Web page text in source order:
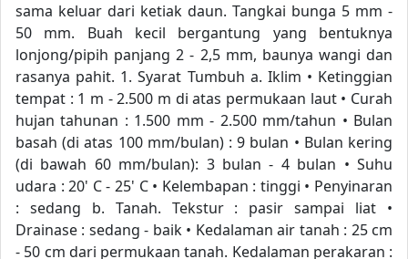
sama keluar dari ketiak daun. Tangkai bunga 5 mm -
50 mm. Buah kecil bergantung yang bentuknya
lonjong/pipih panjang 2 - 2,5 mm, baunya wangi dan
rasanya pahit. 1. Syarat Tumbuh a. Iklim • Ketinggian
tempat : 1 m - 2.500 m di atas permukaan laut • Curah
hujan tahunan : 1.500 mm - 2.500 mm/tahun • Bulan
basah (di atas 100 mm/bulan) : 9 bulan • Bulan kering
(di bawah 60 mm/bulan): 3 bulan - 4 bulan • Suhu
udara : 20' C - 25' C • Kelembapan : tinggi • Penyinaran
: sedang b. Tanah. Tekstur : pasir sampai liat •
Drainase : sedang - baik • Kedalaman air tanah : 25 cm
- 50 cm dari permukaan tanah. Kedalaman perakaran :